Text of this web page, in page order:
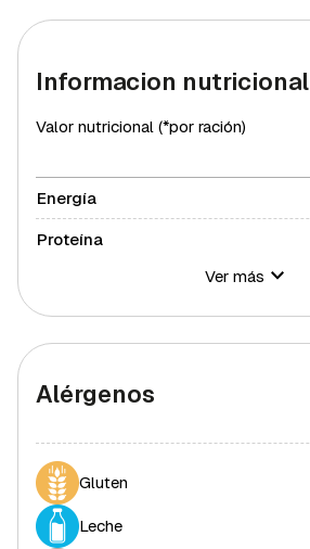
Informacion nutricional
Valor nutricional (*por ración)
Energía
Proteína
Azúcares
Grasa saturada
Grasa polisaturada
Grasa monosaturada
Colesterol
Ver más
Alérgenos
Gluten
Leche